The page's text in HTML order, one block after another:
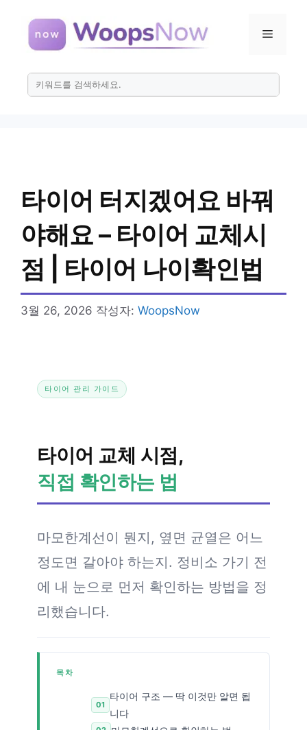
메
뉴
타이어 터지겠어요 바꿔
야해요 – 타이어 교체시
점 | 타이어 나이확인법
3월 26, 2026 작성자: WoopsNow
타이어 관리 가이드
타이어 교체 시점,
직접 확인하는 법
마모한계선이 뭔지, 옆면 균열은 어느
정도면 갈아야 하는지. 정비소 가기 전
에 내 눈으로 먼저 확인하는 방법을 정
리했습니다.
목차
타이어 구조 — 딱 이것만 알면 됩
니다